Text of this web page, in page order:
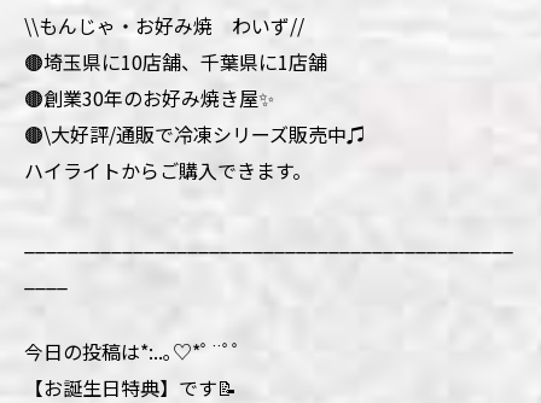
\\もんじゃ・お好み焼 わいず//
🟤埼玉県に10店舗、千葉県に1店舗
🟤創業30年のお好み焼き屋✨
🟤\大好評/通販で冷凍シリーズ販売中♫
ハイライトからご購入できます。
今日の投稿は*:..｡♡*ﾟ¨ﾟﾟ
【お誕生日特典】です📝